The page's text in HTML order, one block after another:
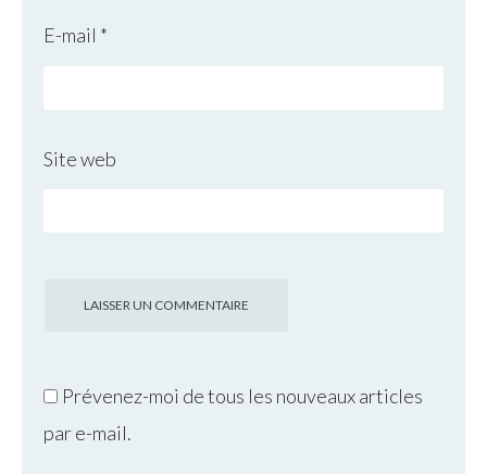
E-mail *
Site web
Prévenez-moi de tous les nouveaux articles
par e-mail.